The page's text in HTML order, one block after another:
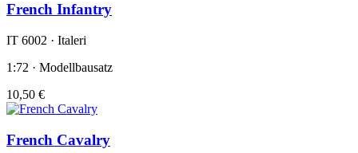
French Infantry
IT 6002 · Italeri
1:72 · Modellbausatz
10,50 €
French Cavalry